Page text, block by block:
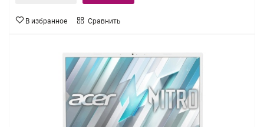
В избранное Сравнить